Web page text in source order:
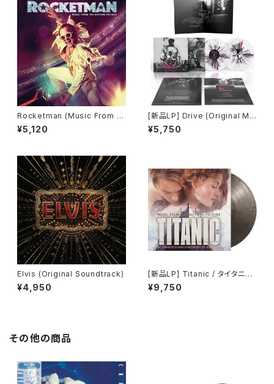
Rocketman (Music From th
e Motion Picture)
¥5,120
[新品LP] Drive (Original Mo
tion Picture Soundtrack) -
Cliff Martinez / 「ドライヴ」
¥5,750
Elvis (Original Soundtrack)
¥4,950
[新品LP] Titanic / タイタニッ
ク (Colored Vinyl, Silver, Bl
ack, 180 Gram Vinyl, Limite
¥9,750
その他の商品